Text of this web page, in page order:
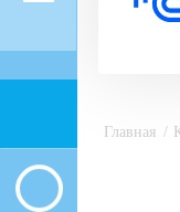
Главная